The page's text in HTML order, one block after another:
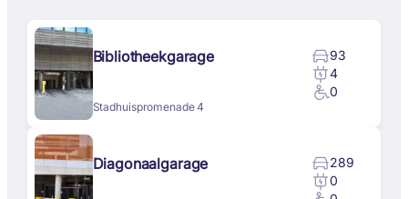
Bibliotheekgarage
Stadhuispromenade 4
93
4
0
Diagonaalgarage
289
0